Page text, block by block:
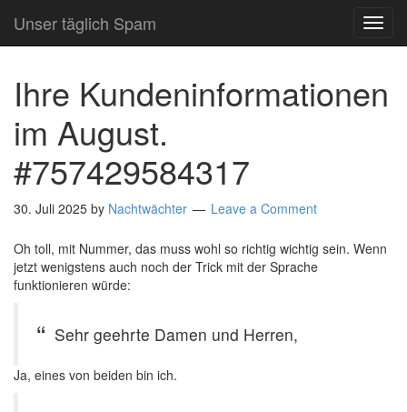
Unser täglich Spam
Ihre Kundeninformationen
im August.
#757429584317
30. Juli 2025 by Nachtwächter Leave a Comment
Oh toll, mit Nummer, das muss wohl so richtig wichtig sein. Wenn
jetzt wenigstens auch noch der Trick mit der Sprache
funktionieren würde:
Sehr geehrte Damen und Herren,
Ja, eines von beiden bin ich.